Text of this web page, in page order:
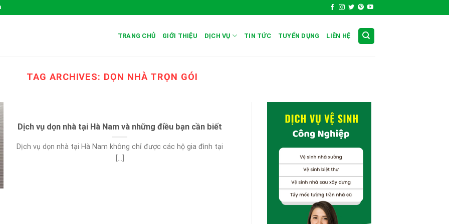
TRANG CHỦ GIỚI THIỆU DỊCH VỤ TIN TỨC TUYỂN DỤNG LIÊN HỆ
TAG ARCHIVES: DỌN NHÀ TRỌN GÓI
Dịch vụ dọn nhà tại Hà Nam và những điều bạn cần biết
Dịch vụ dọn nhà tại Hà Nam không chỉ được các hộ gia đình tại
[...]